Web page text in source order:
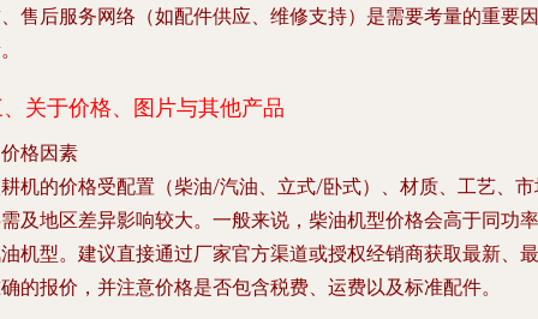
售后服务网络（如配件供应、维修支持）是需要考量的重要因
关于价格、图片与其他产品
格因素
机的价格受配置（柴油/汽油、立式/卧式）、材质、工艺、
及地区差异影响较大。一般来说，柴油机型价格会高于同功率
机型。建议直接通过厂家官方渠道或授权经销商获取最新、最
的报价，并注意价格是否包含税费、运费以及标准配件。